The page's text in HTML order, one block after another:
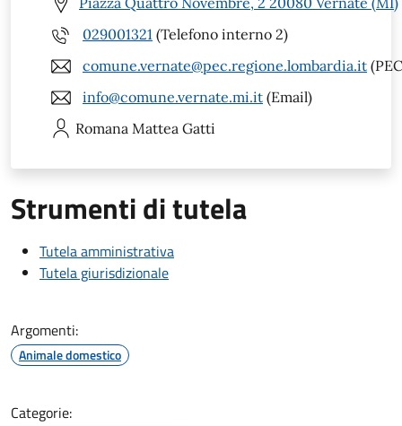
029001321 (Telefono interno 2)
comune.vernate@pec.regione.lombardia.it
info@comune.vernate.mi.it (Email)
Romana Mattea Gatti
Strumenti di tutela
Tutela amministrativa
Tutela giurisdizionale
Argomenti:
Animale domestico
Categorie: